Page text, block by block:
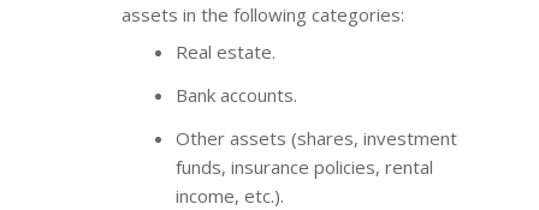
assets in the following categories:
Real estate.
Bank accounts.
Other assets (shares, investment
funds, insurance policies, rental
income, etc.).